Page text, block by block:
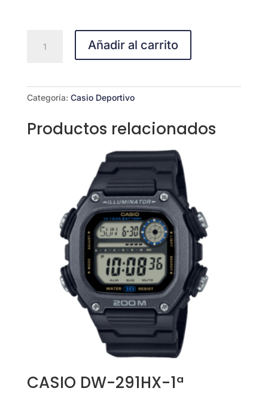
Añadir al carrito
Categoría: Casio Deportivo
Productos relacionados
CASIO DW-291HX-1ª